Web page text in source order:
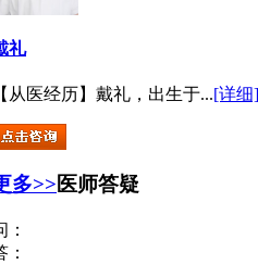
礼
【从医经历】戴礼，出生于...[详细]
多>>医师答疑
：
：